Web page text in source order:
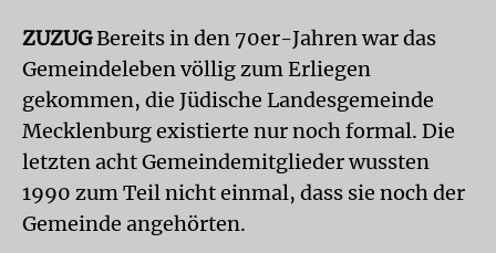
ZUZUGBereits in den 70er-Jahren war das
Gemeindeleben völlig zum Erliegen
gekommen, die Jüdische Landesgemeinde
Mecklenburg existierte nur noch formal. Die
letzten acht Gemeindemitglieder wussten
1990 zum Teil nicht einmal, dass sie noch der
Gemeinde angehörten.